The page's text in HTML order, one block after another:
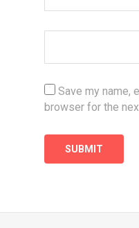
Save my name,
browser for the